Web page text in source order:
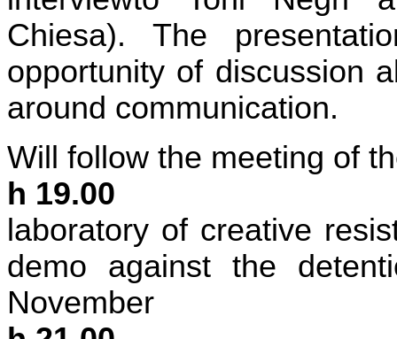
Chiesa). The
opportunity of discussion
around communication.
Will follow the meeting of
h 19.00
laboratory of creative
demo against the
November